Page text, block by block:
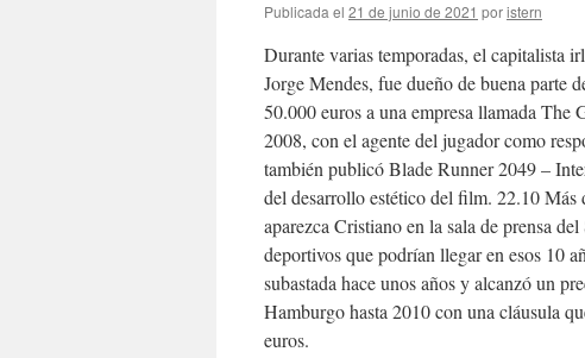
Publicada el 21 de junio de 2021 poristern
Durante varias temporadas, el capitalista
Jorge Mendes, fue dueño de buena parte
50.000 euros a una empresa llamada The
2008, con el agente del jugador como
también publicó Blade Runner 2049 –
del desarrollo estético del film. 22.10 Más
aparezca Cristiano en la sala de prensa
deportivos que podrían llegar en esos 10
subastada hace unos años y alcanzó un
Hamburgo hasta 2010 con una cláusula
euros.